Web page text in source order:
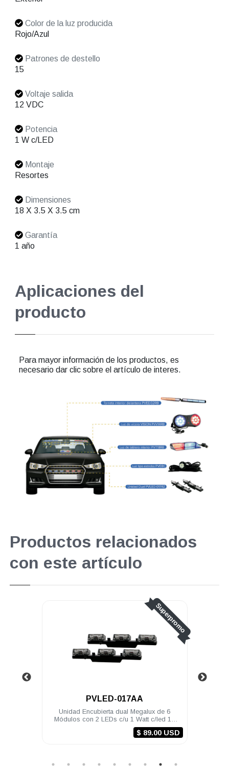
Color de la luz producida
Rojo/Azul
Patrones de destello
15
Voltaje salida
12 VDC
Potencia
1 W c/LED
Montaje
Resortes
Dimensiones
18 X 3.5 X 3.5 cm
Garantía
1 año
Aplicaciones del
producto
Para mayor información de los productos, es
necesario dar clic sobre el artículo de interes.
Productos relacionados
con este artículo
PVLED-006R
Módulo preventivo PV tipo plafón de 4 LED
12 VDC color Rojo (requiere brida)